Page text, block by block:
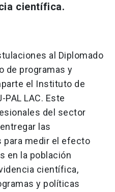
científica.
al Diplomado
de programas y
el Instituto de
LAC. Este
del sector
las
para medir el efecto
en la población
científica,
y políticas